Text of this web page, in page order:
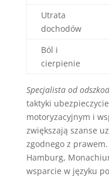
Utrata
dochodów
Ból i
cierpienie
Specjalista od
taktyki
motoryzacyjnym i
zwiększają szanse
zgodnego z
Hamburg,
wsparcie w języku